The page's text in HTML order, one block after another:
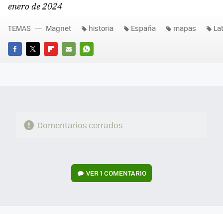
enero de 2024
FACEBOOK
TWITTERFLIPBOARD
E-
WHATSAPP
TEMAS Magnet historia España mapas
Comentarios cerrados
VER1 COMENTARIO